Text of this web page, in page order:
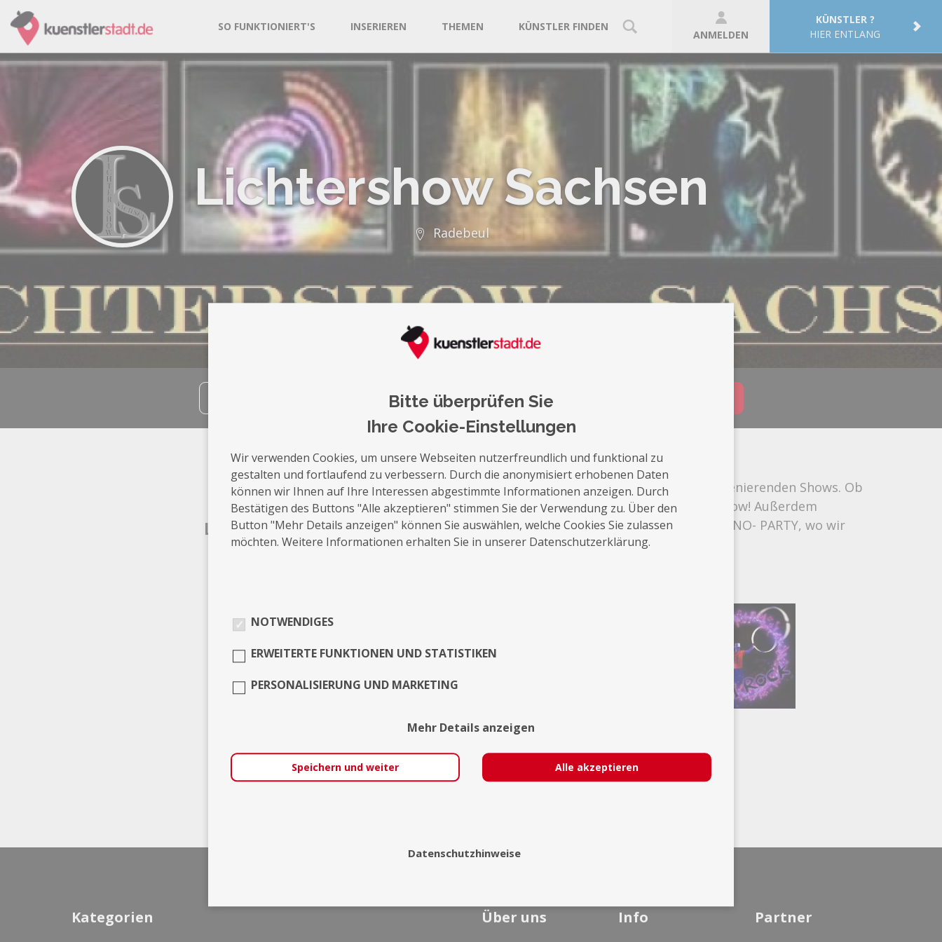
SO FUNKTIONIERT'S INSERIEREN THEMEN KÜNSTLER FINDEN
ANMELDEN
KÜNSTLER ?
HIER ENTLANG
Lichtershow Sachsen
Radebeul
auf die Merkliste Nachricht schreiben
Info
Radebeul
Leistungen
Über Mich
Lichtershow Sachsen aus Radebeul, verzaubert Sie mit faszienierenden Shows. Ob
FEUER, LED, UV und Laser- Jonglagen, Gern auch mit "3D- Show! Außerdem
ermöglichen wir weitere Walkacts und Mottopartys wie CASINO- PARTY, wo wir
Ihnen unvergessliche Programme ermöglichen.
Kategorien Über uns Info Partner
Bitte überprüfen Sie
Ihre Cookie-Einstellungen
Wir verwenden Cookies, um unsere Webseiten nutzerfreundlich und funktional zu
gestalten und fortlaufend zu verbessern. Durch die anonymisiert erhobenen Daten
können wir Ihnen auf Ihre Interessen abgestimmte Informationen anzeigen. Durch
Bestätigen des Buttons "Alle akzeptieren" stimmen Sie der Verwendung zu. Über den
Button "Mehr Details anzeigen" können Sie auswählen, welche Cookies Sie zulassen
möchten. Weitere Informationen erhalten Sie in unserer Datenschutzerklärung.
NOTWENDIGES
ERWEITERTE FUNKTIONEN UND STATISTIKEN
PERSONALISIERUNG UND MARKETING
Mehr Details anzeigen
Speichern und weiter Alle akzeptieren
Datenschutzhinweise